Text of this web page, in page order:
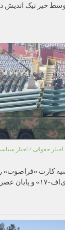
خیر نیک
اخبار حقوقی / اخبار
کارت «فراصوت»
پنتاگون؛ استقرار انبوه